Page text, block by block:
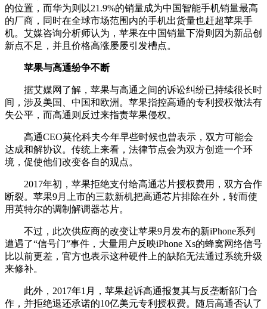
的位置，而华为则以21.9%的销量成为中国智能手机销量最高
的厂商，同时在全球市场范围内的手机出货量也赶超苹果手
机。艾媒咨询分析师认为，苹果在中国销量下滑则因为新品创
新点不足，并且价格高涨屡屡引发槽点。
苹果与高通纷争不断
据艾媒网了解，苹果与高通之间的诉讼纠纷已持续很长时
间，涉及美国、中国和欧洲。苹果指控高通的专利授权做法有
失公平，而高通则反过来指责苹果侵权。
高通CEO莫伦科夫今年早些时候也曾表示，双方可能会
达成和解协议。传统上来看，法律节点会为双方创造一个环
境，促使他们改变各自的观点。
2017年初，苹果拒绝支付给高通芯片授权费用，双方合作
断裂。苹果9月上市的三款新机把高通芯片排除在外，转而使
用英特尔的调制解调器芯片。
不过，此次供应商的改变让苹果9月发布的新iPhone系列
遭遇了“信号门”事件，大量用户反映iPhone Xs的蜂窝网络信号
比以前更差，官方也表示这种硬件上的缺陷无法通过系统升级
来修补。
此外，2017年1月，苹果起诉高通报复其与反垄断部门合
作，并拒绝退还承诺的10亿美元专利授权费。随后高通否认了